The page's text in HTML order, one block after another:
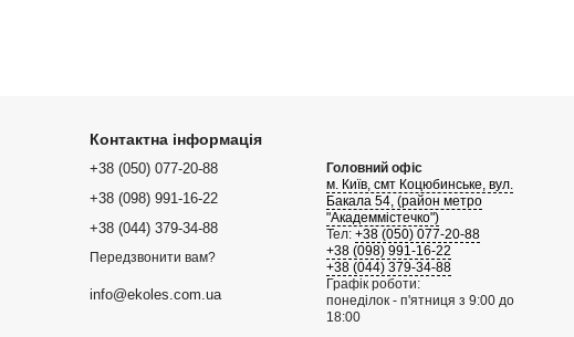
Контактна інформація
+38 (050) 077-20-88
+38 (098) 991-16-22
+38 (044) 379-34-88
Передзвонити вам?
info@ekoles.com.ua
Головний офіс
м. Київ, смт Коцюбинське, вул.
Бакала 54, (район метро
"Академмістечко")
Тел: +38 (050) 077-20-88
+38 (098) 991-16-22
+38 (044) 379-34-88
Графік роботи:
понеділок - п'ятниця з 9:00 до
18:00